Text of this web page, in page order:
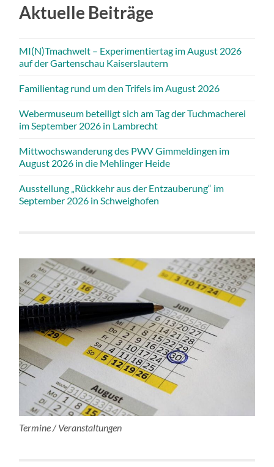
Aktuelle Beiträge
MI(N)Tmachwelt – Experimentiertag im August 2026
auf der Gartenschau Kaiserslautern
Familientag rund um den Trifels im August 2026
Webermuseum beteiligt sich am Tag der Tuchmacherei
im September 2026 in Lambrecht
Mittwochswanderung des PWV Gimmeldingen im
August 2026 in die Mehlinger Heide
Ausstellung „Rückkehr aus der Entzauberung“ im
September 2026 in Schweighofen
Termine / Veranstaltungen